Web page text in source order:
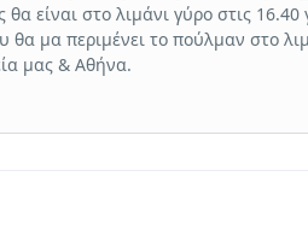
είναι στο λιμάνι γύρο στις 16.40
μα περιμένει το πούλμαν στο
μας & Αθήνα.